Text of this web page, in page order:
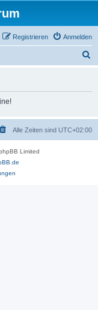
Anmelden
Registrieren
Alle Zeiten sind UTC+02:00
Limited